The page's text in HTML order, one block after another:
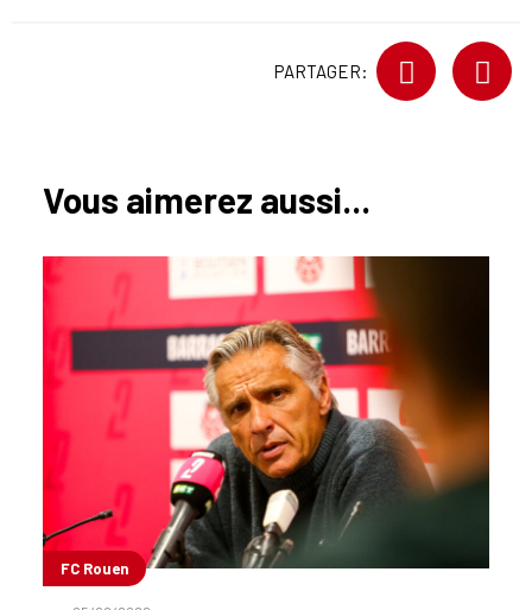
PARTAGER:
Vous aimerez aussi...
FC Rouen